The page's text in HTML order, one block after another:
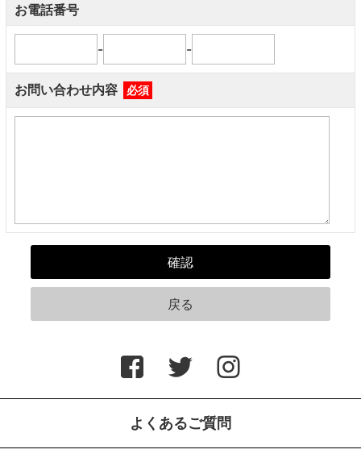
お電話番号
- -
お問い合わせ内容 必須
よくあるご質問